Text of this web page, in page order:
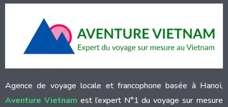
Agence de voyage locale et francophone basée à Hanoï,
Aventure Vietnam est l’expert N°1 du voyage sur mesure